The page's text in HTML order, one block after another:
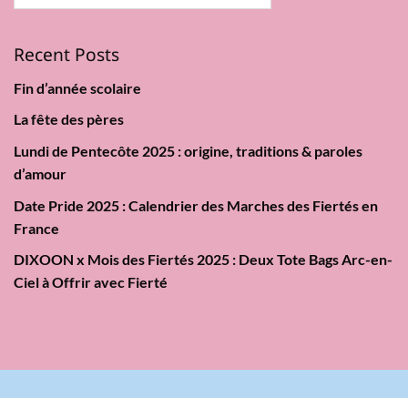
Recent Posts
Fin d’année scolaire
La fête des pères
Lundi de Pentecôte 2025 : origine, traditions & paroles
d’amour
Date Pride 2025 : Calendrier des Marches des Fiertés en
France
DIXOON x Mois des Fiertés 2025 : Deux Tote Bags Arc-en-
Ciel à Offrir avec Fierté